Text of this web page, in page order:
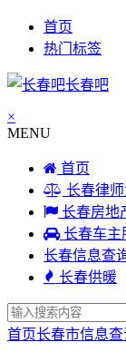
首页
热门标签
长春吧
×
MENU
首页
长春律
长春房地
长春车主
长春信息查
长春供暖
首页长春市信息查